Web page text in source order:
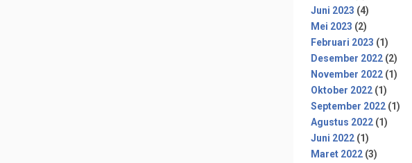
Juni 2023 (4)
Mei 2023 (2)
Februari 2023 (1)
Desember 2022 (2)
November 2022 (1)
Oktober 2022 (1)
September 2022 (1)
Agustus 2022 (1)
Juni 2022 (1)
Maret 2022 (3)